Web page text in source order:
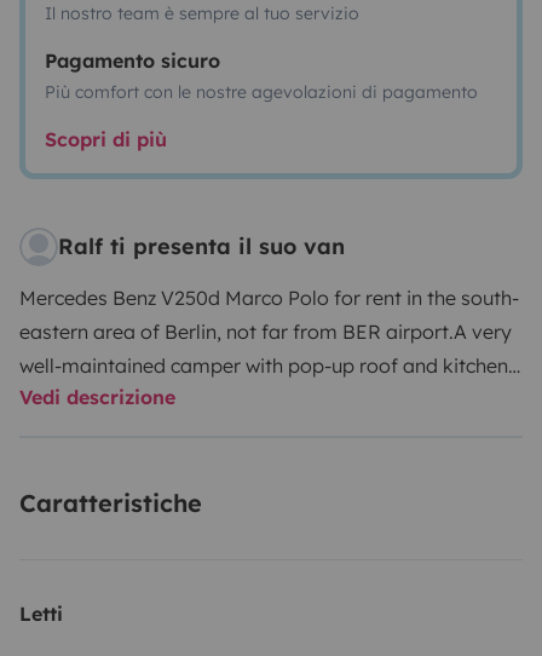
Il nostro team è sempre al tuo servizio
Pagamento sicuro
Più comfort con le nostre agevolazioni di pagamento
Scopri di più
Ralf ti presenta il suo van
Mercedes Benz V250d Marco Polo for rent in the south-
eastern area of Berlin, not far from BER airport.A very
well-maintained camper with pop-up roof and kitchen
including top equipment.The camper has room for 4
bed on the fold-down rear seats with an additional
crockery and other necessary household items.In the
Vedi descrizione
Caratteristiche
Letti